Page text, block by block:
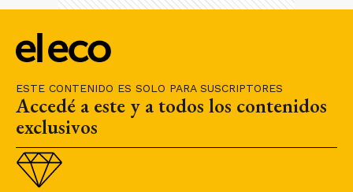
ESTE CONTENIDO ES SOLO PARA SUSCRIPTORES
Accedé a este y a todos los contenidos
exclusivos